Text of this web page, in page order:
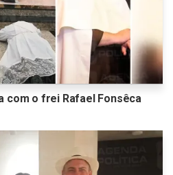
com o frei Rafael Fonsêca